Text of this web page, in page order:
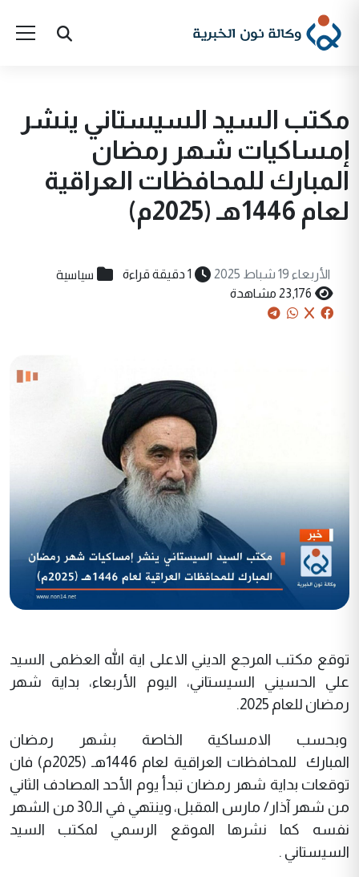
مكتب السيد السيستاني ينشر
إمساكيات شهر رمضان
المبارك للمحافظات العراقية
لعام 1446هـ (2025م)
الأربعاء 19 شباط 2025 1 دقيقة قراءة سياسية
23,176 مشاهدة
توقع مكتب المرجع الديني الاعلى اية الله العظمى السيد
علي الحسيني السيستاني، اليوم الأربعاء، بداية شهر
رمضان للعام 2025.
وبحسب الامساكية الخاصة بشهر رمضان
المبارك للمحافظات العراقية لعام 1446هـ (2025م) فان
توقعات بداية شهر رمضان تبدأ يوم الأحد المصادف الثاني
من شهر آذار/ مارس المقبل، وينتهي في الـ30 من الشهر
نفسه كما نشرها الموقع الرسمي لمكتب السيد
السيستاني .